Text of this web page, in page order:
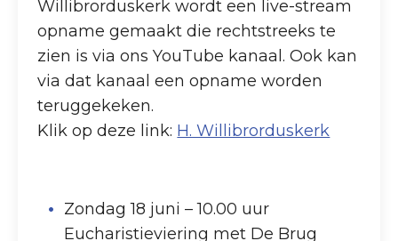
Willibrorduskerk wordt een live-stream
opname gemaakt die rechtstreeks te
zien is via ons YouTube kanaal. Ook kan
via dat kanaal een opname worden
teruggekeken.
Klik op deze link: H. Willibrorduskerk
Zondag 18 juni – 10.00 uur
Eucharistieviering met De Brug